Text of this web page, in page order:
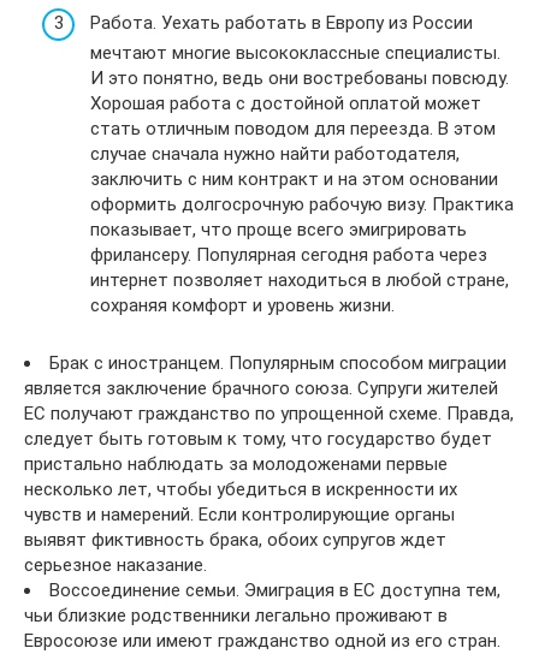
Работа. Уехать работать в Европу из России
мечтают многие высококлассные специалисты.
И это понятно, ведь они востребованы повсюду.
Хорошая работа с достойной оплатой может
стать отличным поводом для переезда. В этом
случае сначала нужно найти работодателя,
заключить с ним контракт и на этом основании
оформить долгосрочную рабочую визу. Практика
показывает, что проще всего эмигрировать
фрилансеру. Популярная сегодня работа через
интернет позволяет находиться в любой стране,
сохраняя комфорт и уровень жизни.
Брак с иностранцем. Популярным способом миграции
является заключение брачного союза. Супруги жителей
ЕС получают гражданство по упрощенной схеме. Правда,
следует быть готовым к тому, что государство будет
пристально наблюдать за молодоженами первые
несколько лет, чтобы убедиться в искренности их
чувств и намерений. Если контролирующие органы
выявят фиктивность брака, обоих супругов ждет
серьезное наказание.
Воссоединение семьи. Эмиграция в ЕС доступна тем,
чьи близкие родственники легально проживают в
Евросоюзе или имеют гражданство одной из его стран.